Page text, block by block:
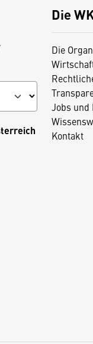
Die
Die
Jobs
Kontakt